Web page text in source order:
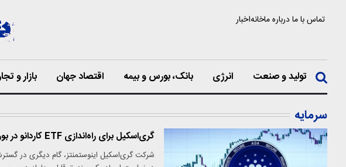
تماس با مادرباره ماخانهاخبار
تولید و صنعت انرژی بانک، بورس و بیمه اقتصاد جهان بازار و
سرمایه
گری‌اسکیل برای راه‌اندازی ETF کاردانو در بورس نیویورک درخواست داد